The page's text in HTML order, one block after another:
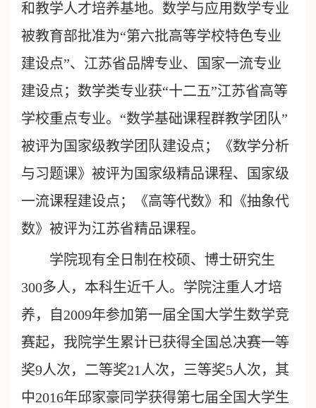
和教学人才培养基地。数学与应用数学专业
被教育部批准为“第六批高等学校特色专业
建设点”、江苏省品牌专业、国家一流专业
建设点；数学类专业获“十二五”江苏省高等
学校重点专业。“数学基础课程群教学团队”
被评为国家级教学团队建设点；《数学分析
与习题课》被评为国家级精品课程、国家级
一流课程建设点；《高等代数》和《抽象代
数》被评为江苏省精品课程。
学院现有全日制在校硕、博士研究生
300多人，本科生近千人。学院注重人才培
养，自2009年参加第一届全国大学生数学竞
赛起，我院学生累计已获得全国总决赛一等
奖9人次，二等奖21人次，三等奖5人次，其
中2016年邱家豪同学获得第七届全国大学生